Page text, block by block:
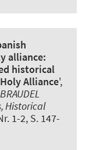
alliance:
historical
Alliance',
Historical
1-2, S. 147-